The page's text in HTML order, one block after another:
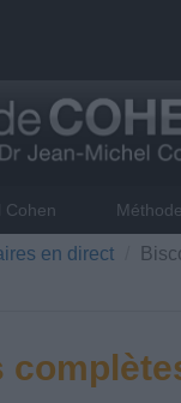
Cohen
en direct